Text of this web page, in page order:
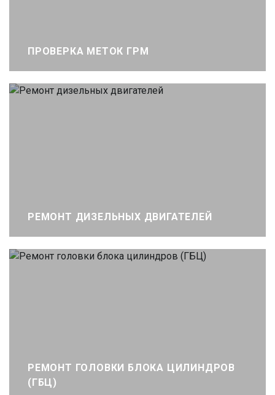
ПРОВЕРКА МЕТОК ГРМ
РЕМОНТ ДИЗЕЛЬНЫХ ДВИГАТЕЛЕЙ
РЕМОНТ ГОЛОВКИ БЛОКА ЦИЛИНДРОВ
(ГБЦ)